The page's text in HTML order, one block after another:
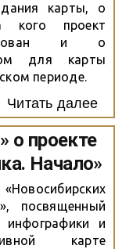
карты, о
кого проект
и о
для карты
периоде.
Читать далее
о проекте
Начало»
посвященный
инфографики и
карте